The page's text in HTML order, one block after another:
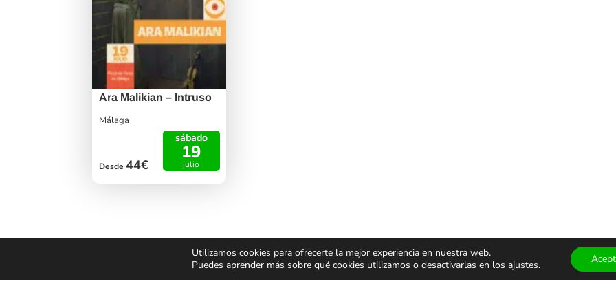
Ara Malikian – Intruso
Málaga
Desde 44€
sábado
19
julio
Utilizamos cookies para ofrecerte la mejor experiencia en nuestra web.
Puedes aprender más sobre qué cookies utilizamos o desactivarlas en los ajustes.